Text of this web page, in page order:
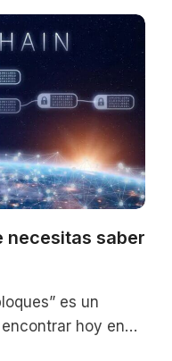
necesitas saber
es un
hoy en